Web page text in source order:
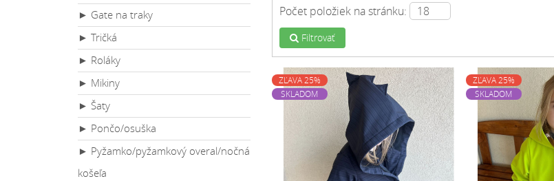
► Gate na traky
► Tričká
► Roláky
► Mikiny
► Šaty
► Pončo/osuška
► Pyžamko/pyžamkový overal/nočná
košeľa
Počet položiek na stránku:
Filtrovať
ZĽAVA 25%
SKLADOM
ZĽAVA 25%
SKLADOM